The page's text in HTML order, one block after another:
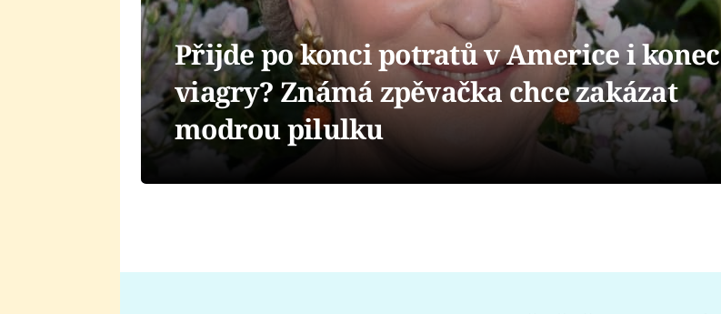
Přijde po konci potratů v Americe i konec
viagry? Známá zpěvačka chce zakázat
modrou pilulku